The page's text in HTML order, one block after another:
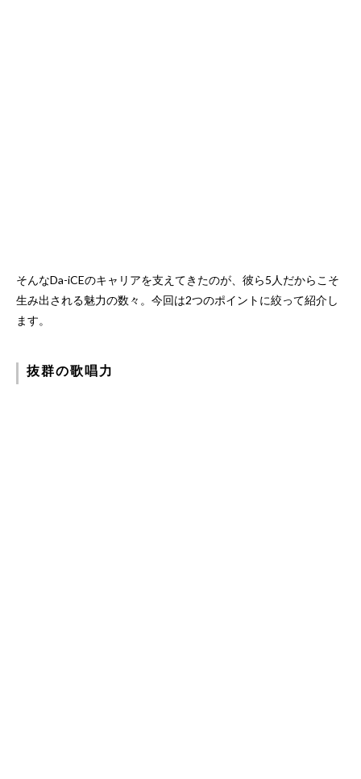
そんなDa-iCEのキャリアを支えてきたのが、彼ら5人だからこそ
生み出される魅力の数々。今回は2つのポイントに絞って紹介し
ます。
抜群の歌唱力